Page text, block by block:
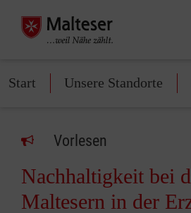
Start Unsere Standorte
Vorlesen
Nachhaltigkeit bei
Maltesern in der